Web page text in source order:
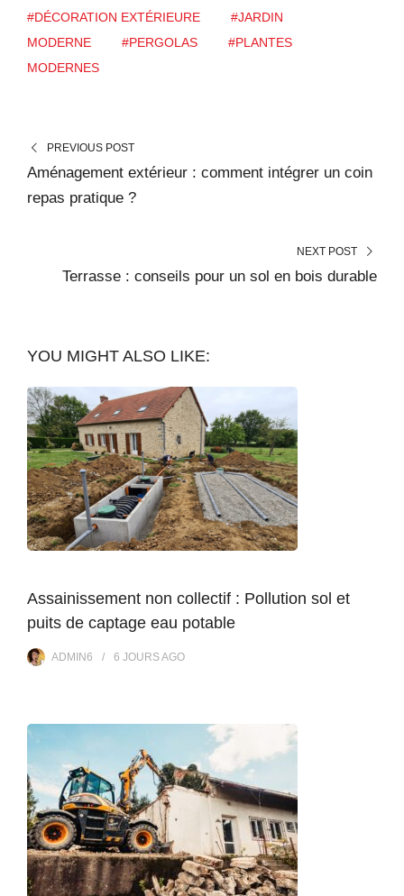
#DÉCORATION EXTÉRIEURE
#JARDIN
MODERNE
#PERGOLAS
#PLANTES
MODERNES
PREVIOUS POST
Aménagement extérieur : comment intégrer un coin
repas pratique ?
NEXT POST
Terrasse : conseils pour un sol en bois durable
YOU MIGHT ALSO LIKE:
Assainissement non collectif : Pollution sol et
puits de captage eau potable
ADMIN6 6 JOURSAGO